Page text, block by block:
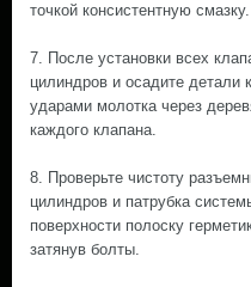
точкой консистентную смазку.
7. После установки всех
цилиндров и осадите детали
ударами молотка через
каждого клапана.
8. Проверьте чистоту
цилиндров и патрубка
поверхности полоску
затянув болты.